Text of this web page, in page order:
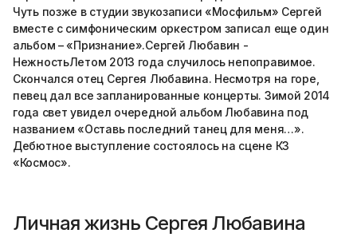
Чуть позже в студии звукозаписи «Мосфильм» Сергей
вместе с симфоническим оркестром записал еще один
альбом – «Признание».Сергей Любавин -
НежностьЛетом 2013 года случилось непоправимое.
Скончался отец Сергея Любавина. Несмотря на горе,
певец дал все запланированные концерты. Зимой 2014
года свет увидел очередной альбом Любавина под
названием «Оставь последний танец для меня…».
Дебютное выступление состоялось на сцене КЗ
«Космос».
Личная жизнь Сергея Любавина